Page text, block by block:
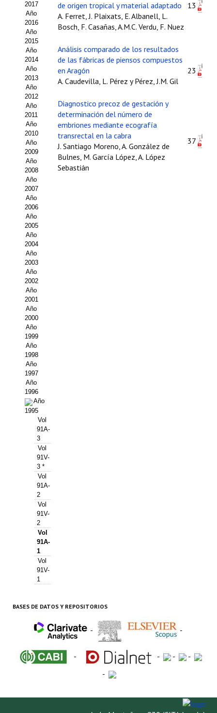
Leer revista ITEA
Directrices para autores/as
Políticas Editoriales
Propuesta Volumen Especial
Sello Calidad FECYT
Premio Prensa Agraria
Buscador de Artículos
JORNADAS AIDA
Presentación Jornadas
Comunicaciones
Jornadas PAM 2026
Premio Jóvenes Investigadores
Buscador de Comunicaciones
Buscador de Comunicaciones
CONTACTO
BUSCADOR
2017
Año
2016
Año
2015
Año
2014
Año
2013
Año
2012
Año
2011
Año
2010
Año
2009
Año
2008
Año
2007
Año
2006
Año
2005
Año
2004
Año
2003
Año
2002
Año
2001
Año
2000
Año
1999
Año
1998
Año
1997
Año
1996
Año
1995
Vol
91A-
3
Vol
91V-
3 *
Vol
91A-
2
Vol
91V-
2
Vol
91A-
1
Vol
91V-
1
de origen tropical y material adaptado
A. Ferret, J. Plaixats, E. Albanell, L.
Bosch, F. Casañas, A.M.C. Verdu, F. Nuez
13
Análisis comparado de los resultados
de las fábricas de piensos compuestos
en Aragón
A. Caudevilla, L. Pérez y Pérez, J.M. Gil
23
Diagnostico precoz de gestación y
determinación del número de
embriones mediante ecografía
transrectal en la cabra
J. Santiago Moreno, A. González de
Bulnes, M. García López, A. López
Sebastián
37
BASES DE DATOS Y REPOSITORIOS
- -
- - -
-
-